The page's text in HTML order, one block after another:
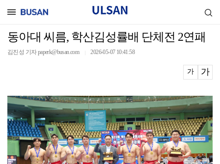
동아대 씨름, 학산김성률배 단체전 2연패
김진성 기자 paperk@busan.com 2026-05-07 10:41:58
가 가